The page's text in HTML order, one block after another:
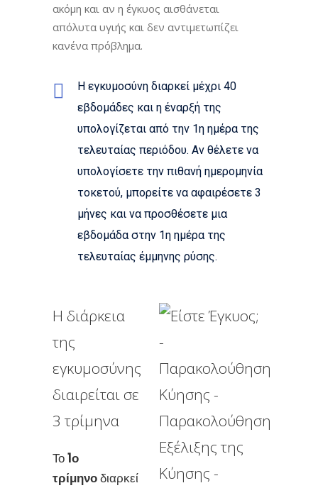
ακόμη και αν η έγκυος αισθάνεται
απόλυτα υγιής και δεν αντιμετωπίζει
κανένα πρόβλημα.
Η εγκυμοσύνη διαρκεί μέχρι 40
εβδομάδες και η έναρξή της
υπολογίζεται από την 1η ημέρα της
τελευταίας περιόδου. Αν θέλετε να
υπολογίσετε την πιθανή ημερομηνία
τοκετού, μπορείτε να αφαιρέσετε 3
μήνες και να προσθέσετε μια
εβδομάδα στην 1η ημέρα της
τελευταίας έμμηνης ρύσης.
Η διάρκεια
της
εγκυμοσύνης
διαιρείται σε
3 τρίμηνα
Το1ο
τρίμηνοδιαρκεί